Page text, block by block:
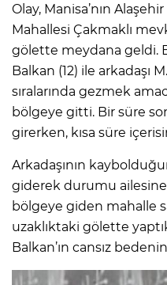
Olay, Manisa’nın
Mahallesi Çakmaklı
gölette meydana geldi.
Balkan (12) ile arkadaşı
sıralarında gezmek
bölgeye gitti. Bir süre
girerken, kısa süre
Arkadaşının
giderek durumu
bölgeye giden mahalle
uzaklıktaki gölette
Balkan’ın cansız